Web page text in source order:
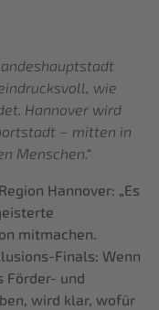
wie
Hannover wird
– mitten in
Menschen.“
Hannover: „Es
mitmachen.
Finals: Wenn
Förder- und
wird klar, wofür